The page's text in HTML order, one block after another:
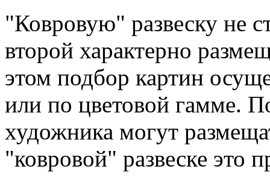
"Ковровую" развеску не
второй характерно
этом подбор картин
или по цветовой гамме.
художника могут
"ковровой" развеске это